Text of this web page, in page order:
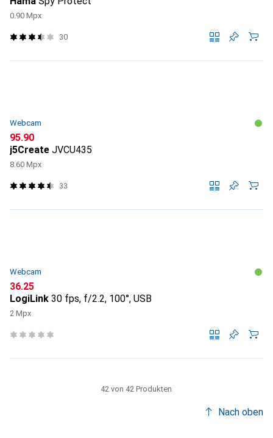
0.90 Mpx
30
Webcam
CHF
95.90
j5Create JVCU435
8.60 Mpx
33
Webcam
CHF
36.25
LogiLink 30 fps, f/2.2, 100°, USB
2 Mpx
42 von 42 Produkten
Nach oben